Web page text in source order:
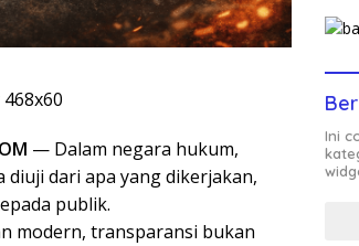
— Dalam negara hukum,
dari apa yang dikerjakan,
publik.
modern, transparansi bukan
Ini